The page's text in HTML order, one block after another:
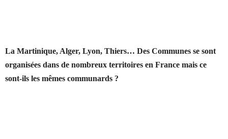
La Martinique, Alger, Lyon, Thiers… Des Communes se sont
organisées dans de nombreux territoires en France mais ce
sont-ils les mêmes communards ?